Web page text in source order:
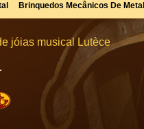
Brinquedos Mecânicos De Metal
jóias musical Lutèce